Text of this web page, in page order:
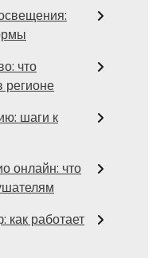
что
регионе
шаги к
онлайн: что
работает